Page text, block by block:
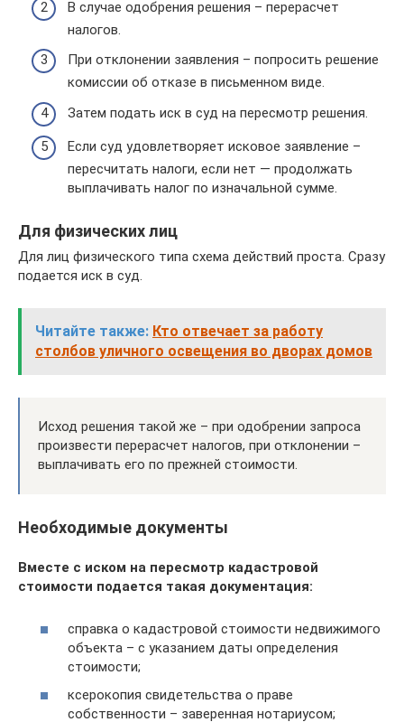
В случае одобрения решения – перерасчет
налогов.
При отклонении заявления – попросить решение
комиссии об отказе в письменном виде.
Затем подать иск в суд на пересмотр решения.
Если суд удовлетворяет исковое заявление –
пересчитать налоги, если нет — продолжать
выплачивать налог по изначальной сумме.
Для физических лиц
Для лиц физического типа схема действий проста. Сразу
подается иск в суд.
Читайте также: Кто отвечает за работу
столбов уличного освещения во дворах домов
Исход решения такой же – при одобрении запроса
произвести перерасчет налогов, при отклонении –
выплачивать его по прежней стоимости.
Необходимые документы
Вместе с иском на пересмотр кадастровой
стоимости подается такая документация:
справка о кадастровой стоимости недвижимого
объекта – с указанием даты определения
стоимости;
ксерокопия свидетельства о праве
собственности – заверенная нотариусом;